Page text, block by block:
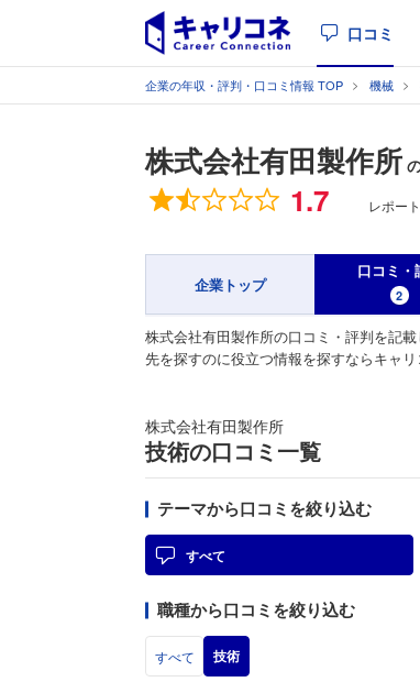
口コミ
企業の年収・評判・口コミ情報 TOP 機械
株式会社有田製作所
総合評価
1.7 レポー
企業トップ
口コミ・
2
株式会社有田製作所の口コミ・評判を記
先を探すのに役立つ情報を探すならキャリ
株式会社有田製作所
技術の口コミ一覧
テーマから口コミを絞り込む
すべて
職種から口コミを絞り込む
すべて 技術